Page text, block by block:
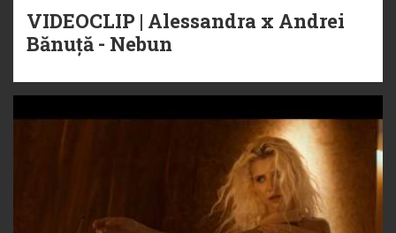
VIDEOCLIP | Alessandra x Andrei
Bănuță - Nebun